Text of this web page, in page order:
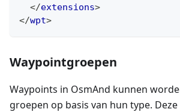
</extensions>
</wpt>
Waypointgroepen
Waypoints in OsmAnd kunnen
groepen op basis van hun type.